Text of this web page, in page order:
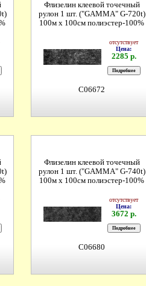
Флизелин клеевой точечный
рулон 1 шт. ("GAMMA" G-720t)
100м х 100см полиэстер-100%
отсутствует
Цена:
2285 р.
C06672
Флизелин клеевой точечный
рулон 1 шт. ("GAMMA" G-740t)
100м х 100см полиэстер-100%
отсутствует
Цена:
3672 р.
C06680